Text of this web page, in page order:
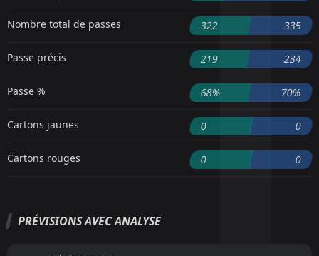
Nombre total de passes 322 335
Passe précis 219 234
Passe % 68% 70%
Cartons jaunes 0 0
Cartons rouges 0 0
PRÉVISIONS AVEC ANALYSE